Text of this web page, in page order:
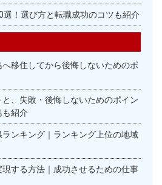
！選び方と転職成功のコツも紹介
へ移住してから後悔しないためのポ
、失敗・後悔しないためのポイン
も紹介
ンキング｜ランキング上位の地域
する方法｜成功させるための仕事